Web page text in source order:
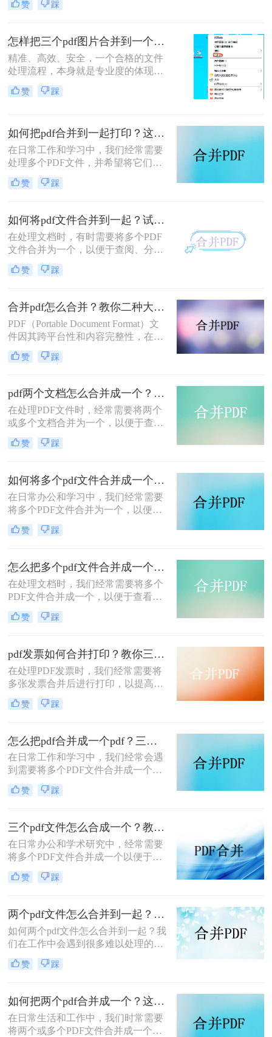
博主，小编经常被粉丝问到：“怎么
背后却藏着效率的巨大分水岭。职场
办公人群和自媒体创作者们，常常陷
入信息碎片化、操作繁琐和安全隐忧
的困境。
赞 踩
怎样把三个pdf图片合并到一个文件？三招搞定，职场效率飙升秘籍！
精准、高效、安全，一个合格的文件
处理流程，本身就是专业度的体现。
在信息爆炸的职场，我们每天都要与
海量文档打交道。你是否也经常遇到
PDF，或是三份散乱的报告图表
PDF，急需你整理成一个规整的文件
进行提交或归档？
赞 踩
如何把pdf合并到一起打印？这4种合并方法了解一下！
在日常工作和学习中，我们经常需要
处理多个PDF文件，并希望将它们合
并成一个文件进行打印，以便于管理
和节省纸张。那么如何把pdf合并到一
合并PDF文件并打印，每种方法都附
有简介。
赞 踩
如何将pdf文件合并到一起？试试这二个合并方法！
在处理文档时，有时需要将多个PDF
文件合并为一个，以便于查阅、分享
或存储。那么如何将pdf文件合并到一
起呢？本文将介绍两种合并PDF文件
赞 踩
合并pdf怎么合并？教你二种大家都在用的合并方法！
PDF（Portable Document Format）文
件因其跨平台性和内容完整性，在日
常办公和学习中得到了广泛应用。有
时，我们需要将多个PDF文件合并为
么合并pdf怎么合并呢？本文将介绍两
种常见的PDF合并方法。
赞 踩
pdf两个文档怎么合并成一个？这4种合并方法快来看看！
在处理PDF文件时，经常需要将两个
或多个文档合并为一个，以便于查
阅、分享或存档。那么pdf两个文档怎
么合并成一个呢？本文将介绍四种常
赞 踩
如何将多个pdf文件合并成一个？这3种方法轻松合并文件！
在日常办公和学习中，我们经常需要
将多个PDF文件合并为一个，以便于
分享、存储和管理。那么如何将多个
pdf文件合并成一个呢？本文将介绍四
法，帮助您轻松完成PDF文件的合并
任务。
赞 踩
怎么把多个pdf文件合并成一个？试试看这二种转换方式！
在处理文档时，我们经常需要将多个
PDF文件合并成一个，以便于查看、
传输和存档。那么怎么把多个pdf文件
合并成一个呢？本文将介绍两种常用
PDF合并任务。
赞 踩
pdf发票如何合并打印？教你三种简单合并方法！
在处理PDF发票时，我们经常需要将
多张发票合并后进行打印，以提高工
作效率和节省纸张。那么PDF发票如
何合并打印呢？以下将介绍三种合并
轻松应对这一需求。
赞 踩
怎么把pdf合并成一个pdf？三种方法教你快速合并pdf！
在日常工作和学习中，我们经常会遇
到需要将多个PDF文件合并成一个文
件的需求。无论是为了整理资料、简
化分享流程，还是为了更方便地阅读
的功能。那么怎么把pdf合并成一个
pdf呢？以下将详细介绍几种常用的
PDF合并方法，帮助您轻松实现这一
目标。
赞 踩
三个pdf文件怎么合成一个？教你4种大家都在用方法！
在日常办公和学术研究中，经常需要
将多个PDF文件合并成一个以便于管
理和分享。那么三个pdf文件怎么合成
一个呢？本文将介绍四种将三个PDF
赞 踩
两个pdf文件怎么合并到一起？大家来试试这3种方法吧！
如何两个pdf文件怎么合并到一起？我
们在工作中会遇到很多难以处理的文
件，比如PDF文件，特别是多个PDF
文件合并成一个PDF文件。事实上，
互联网上找到相关的方法。最后，我
们不能达到我们理想的预期。让我们
来看看pdf合并的方法。
赞 踩
如何把两个pdf合并成一个？这4种合并方法很好用！
在日常生活和工作中，我们时常需要
将两个或多个PDF文件合并成一个，